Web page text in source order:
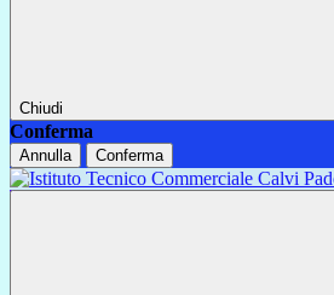
Chiudi
Conferma
Annulla Conferma